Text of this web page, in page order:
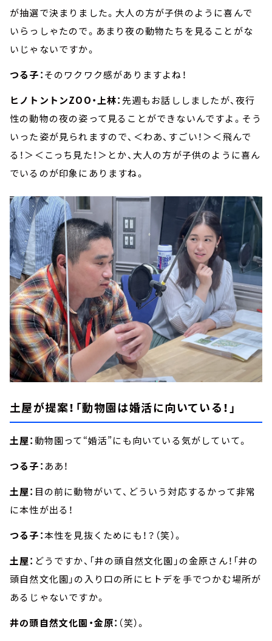
が抽選で決まりました。大人の方が子供のように喜んで
いらっしゃたので。あまり夜の動物たちを見ることがな
いじゃないですか。
つる子：そのワクワク感がありますよね！
ヒノトントンZOO・上林： 先週もお話ししましたが、夜行
性の動物の夜の姿って見ることができないんですよ。そう
いった姿が見られますので、＜わあ、すごい！＞＜飛んで
る！＞＜こっち見た！＞とか、大人の方が子供のように喜ん
でいるのが印象にありますね。
土屋が提案！「動物園は婚活に向いている！」
土屋：動物園って“婚活”にも向いている気がしていて。
つる子： ああ！
土屋： 目の前に動物がいて、どういう対応するかって非常
に本性が出る！
つる子：本性を見抜くためにも！？（笑）。
土屋： どうですか、「井の頭自然文化園」の金原さん！「井の
頭自然文化園」の入り口の所にヒトデを手でつかむ場所が
あるじゃないですか。
井の頭自然文化園・金原： （笑）。